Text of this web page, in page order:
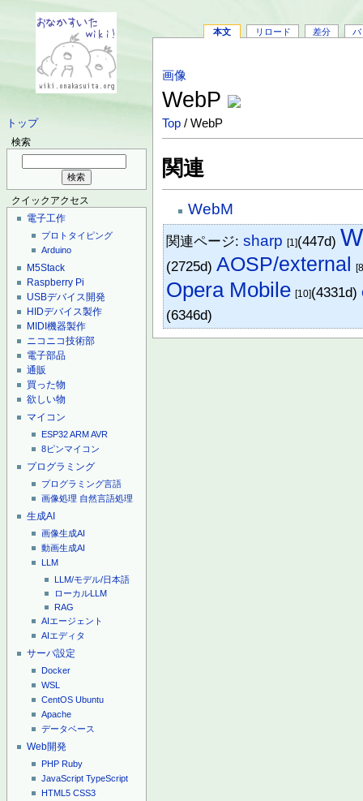
トップ
検索
クイックアクセス
電子工作
プロトタイピング
Arduino
M5Stack
Raspberry Pi
USBデバイス開発
HIDデバイス製作
MIDI機器製作
ニコニコ技術部
電子部品
通販
買った物
欲しい物
マイコン
ESP32ARMAVR
8ピンマイコン
プログラミング
プログラミング言語
画像処理 自然言語処理
生成AI
画像生成AI
動画生成AI
LLM
LLM/モデル/日本語
ローカルLLM
RAG
AIエージェント
AIエディタ
サーバ設定
Docker
WSL
CentOS Ubuntu
Apache
データベース
Web開発
PHP Ruby
JavaScript TypeScript
HTML5 CSS3
本文 リロード 差分 バ
画像
WebP
Top / WebP
関連
WebM
関連ページ:sharp [1](447d)
(2725d)AOSP/external
Opera Mobile [10](4331d)
(6346d)